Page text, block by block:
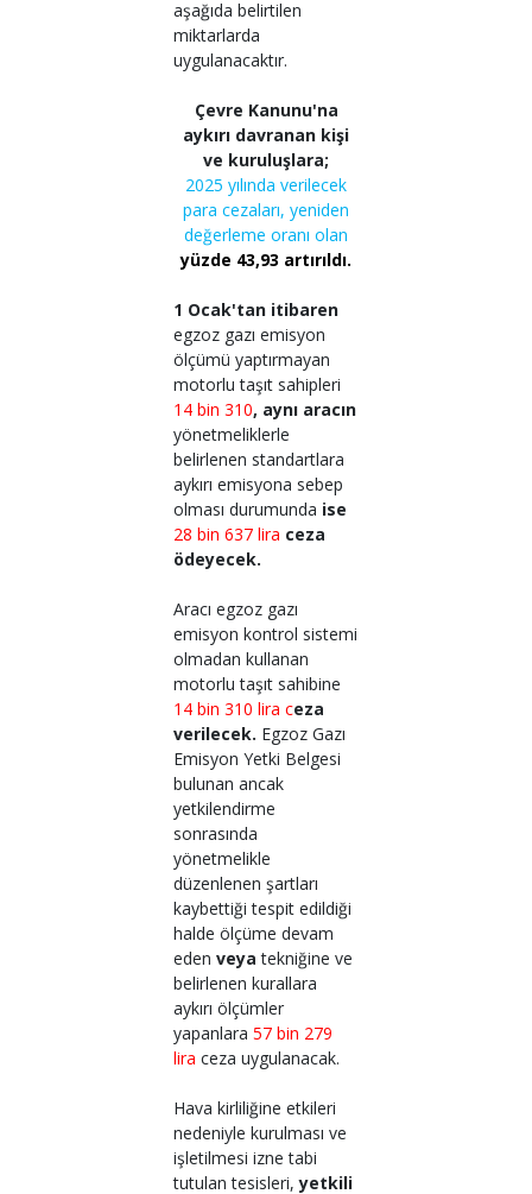
aşağıda belirtilen
miktarlarda
uygulanacaktır.
Çevre Kanunu'na
aykırı davranan kişi
ve kuruluşlara;
2025 yılında verilecek
para cezaları, yeniden
değerleme oranı olan
yüzde 43,93 artırıldı.
1 Ocak'tan itibaren
egzoz gazı emisyon
ölçümü yaptırmayan
motorlu taşıt sahipleri
14 bin 310, aynı aracın
yönetmeliklerle
belirlenen standartlara
aykırı emisyona sebep
olması durumunda ise
28 bin 637 lira ceza
ödeyecek.
Aracı egzoz gazı
emisyon kontrol sistemi
olmadan kullanan
motorlu taşıt sahibine
14 bin 310 lira ceza
verilecek. Egzoz Gazı
Emisyon Yetki Belgesi
bulunan ancak
yetkilendirme
sonrasında
yönetmelikle
düzenlenen şartları
kaybettiği tespit edildiği
halde ölçüme devam
eden veyatekniğine ve
belirlenen kurallara
aykırı ölçümler
yapanlara 57 bin 279
lira ceza uygulanacak.
Hava kirliliğine etkileri
nedeniyle kurulması ve
işletilmesi izne tabi
tutulan tesisleri, yetkili